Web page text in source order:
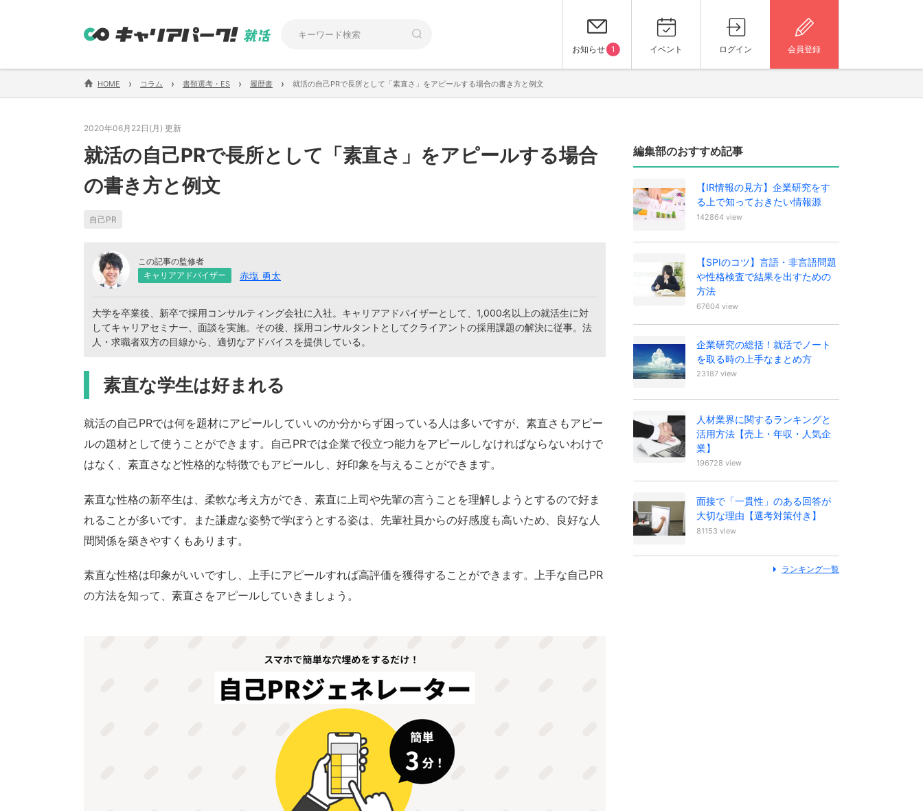
お知らせ 1 イベント ログイン 会員登録
HOME › コラム › 書類選考・ES › 履歴書 › 就活の自己PRで長所として「素直さ」をアピールする場合の書き方と例文
2020年06月22日(月) 更新
就活の自己PRで長所として「素直さ」をアピールする場合
の書き方と例文
自己PR
この記事の監修者
キャリアアドバイザー
赤塩 勇太
大学を卒業後、新卒で採用コンサルティング会社に入社。キャリアアドバイザーとして、1,000名以上の就活生に対
してキャリアセミナー、面談を実施。その後、採用コンサルタントとしてクライアントの採用課題の解決に従事。法
人・求職者双方の目線から、適切なアドバイスを提供している。
素直な学生は好まれる
就活の自己PRでは何を題材にアピールしていいのか分からず困っている人は多いですが、素直さもアピー
ルの題材として使うことができます。自己PRでは企業で役立つ能力をアピールしなければならないわけで
はなく、素直さなど性格的な特徴でもアピールし、好印象を与えることができます。
素直な性格の新卒生は、柔軟な考え方ができ、素直に上司や先輩の言うことを理解しようとするので好ま
れることが多いです。また謙虚な姿勢で学ぼうとする姿は、先輩社員からの好感度も高いため、良好な人
間関係を築きやすくもあります。
素直な性格は印象がいいですし、上手にアピールすれば高評価を獲得することができます。上手な自己PR
の方法を知って、素直さをアピールしていきましょう。
編集部のおすすめ記事
【IR情報の見方】企業研究をす
る上で知っておきたい情報源
142864 view
【SPIのコツ】言語・非言語問題
や性格検査で結果を出すための
方法
67604 view
企業研究の総括！就活でノート
を取る時の上手なまとめ方
23187 view
人材業界に関するランキングと
活用方法【売上・年収・人気企
業】
196728 view
面接で「一貫性」のある回答が
大切な理由【選考対策付き】
81153 view
ランキング一覧